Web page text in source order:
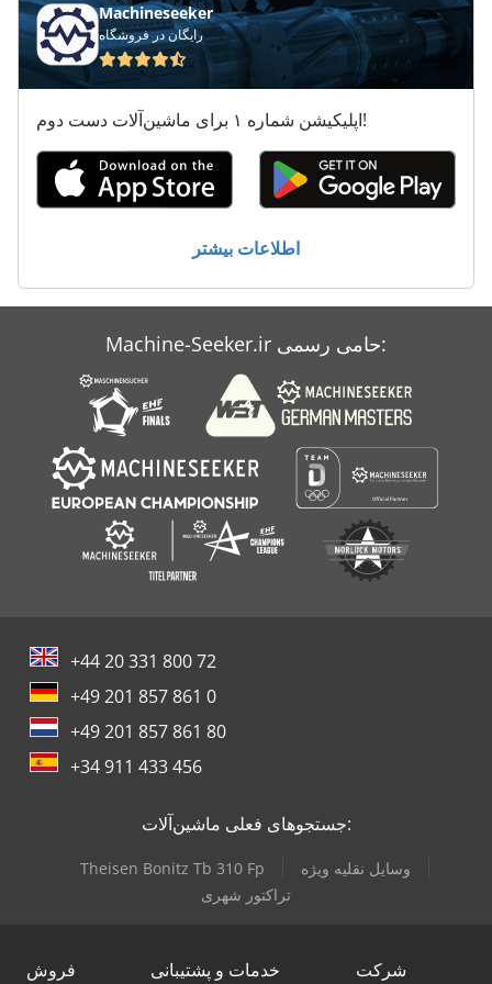
Machineseeker
رایگان در فروشگاه
اپلیکیشن شماره ۱ برای ماشین‌آلات دست دوم!
اطلاعات بیشتر
Machine-Seeker.ir حامی رسمی:
+44 20 331 800 72
+49 201 857 861 0
+49 201 857 861 80
+34 911 433 456
جستجوهای فعلی ماشین‌آلات:
Theisen Bonitz Tb 310 Fp
وسایل نقلیه ویژه
تراکتور شهری
فروش خدمات و پشتیبانی شرکت